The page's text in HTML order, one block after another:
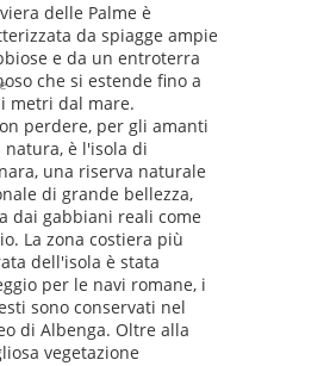
delle Palme è
da spiagge ampie
e da un entroterra
che si estende fino a
metri dal mare.
perdere, per gli amanti
natura, è l'isola di
una riserva naturale
di grande bellezza,
dai gabbiani reali come
La zona costiera più
dell'isola è stata
per le navi romane, i
sono conservati nel
di Albenga. Oltre alla
vegetazione